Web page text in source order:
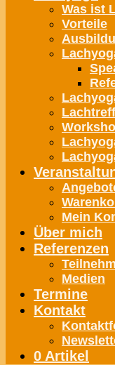
Was ist
Vorteile
Lachtreff
Mein
Über mich
Referenzen
Medien
Termine
Kontakt
0 Artikel